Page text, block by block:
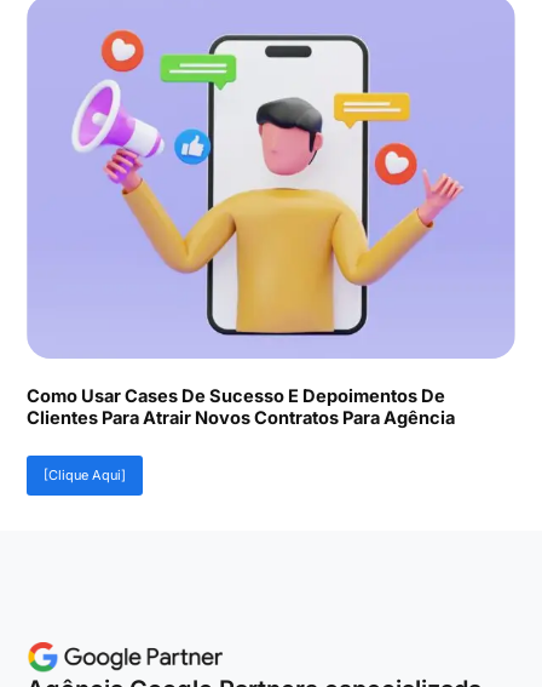
Como Usar Cases De Sucesso E Depoimentos De
Clientes Para Atrair Novos Contratos Para Agência
[Clique Aqui]